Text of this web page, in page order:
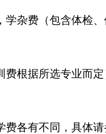
学杂费（包含体检
费根据所选专业而
费各有不同，具体